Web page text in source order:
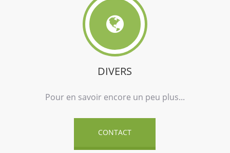
DIVERS
Pour en savoir encore un peu plus...
CONTACT